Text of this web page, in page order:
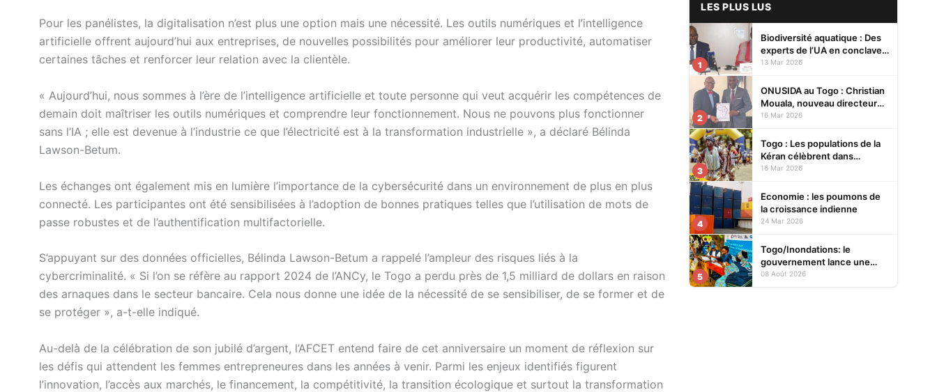
Pour les panélistes, la digitalisation n’est plus une option mais une nécessité. Les outils numériques et l’intelligence
artificielle offrent aujourd’hui aux entreprises, de nouvelles possibilités pour améliorer leur productivité, automatiser
certaines tâches et renforcer leur relation avec la clientèle.
« Aujourd’hui, nous sommes à l’ère de l’intelligence artificielle et toute personne qui veut acquérir les compétences de
demain doit maîtriser les outils numériques et comprendre leur fonctionnement. Nous ne pouvons plus fonctionner
sans l’IA ; elle est devenue à l’industrie ce que l’électricité est à la transformation industrielle », a déclaré Bélinda
Lawson-Betum.
Les échanges ont également mis en lumière l’importance de la cybersécurité dans un environnement de plus en plus
connecté. Les participantes ont été sensibilisées à l’adoption de bonnes pratiques telles que l’utilisation de mots de
passe robustes et de l’authentification multifactorielle.
S’appuyant sur des données officielles, Bélinda Lawson-Betum a rappelé l’ampleur des risques liés à la
cybercriminalité. « Si l’on se réfère au rapport 2024 de l’ANCy, le Togo a perdu près de 1,5 milliard de dollars en raison
des arnaques dans le secteur bancaire. Cela nous donne une idée de la nécessité de se sensibiliser, de se former et de
se protéger », a-t-elle indiqué.
Au-delà de la célébration de son jubilé d’argent, l’AFCET entend faire de cet anniversaire un moment de réflexion sur
les défis qui attendent les femmes entrepreneures dans les années à venir. Parmi les enjeux identifiés figurent
l’innovation, l’accès aux marchés, le financement, la compétitivité, la transition écologique et surtout la transformation
LES PLUS LUS
1
Biodiversité aquatique : Des
experts de l’UA en conclave à
Lomé pour renforcer la
13 Mar 2026
2
ONUSIDA au Togo : Christian
Mouala, nouveau directeur
pays
16 Mar 2026
3
Togo : Les populations de la
Kéran célèbrent dans
l’allégresse Tislim-Difoini,
16 Mar 2026
4
Economie : les poumons de
la croissance indienne
24 Mar 2026
5
Togo/Inondations: le
gouvernement lance une
opération d’assistance aux
08 Août 2026